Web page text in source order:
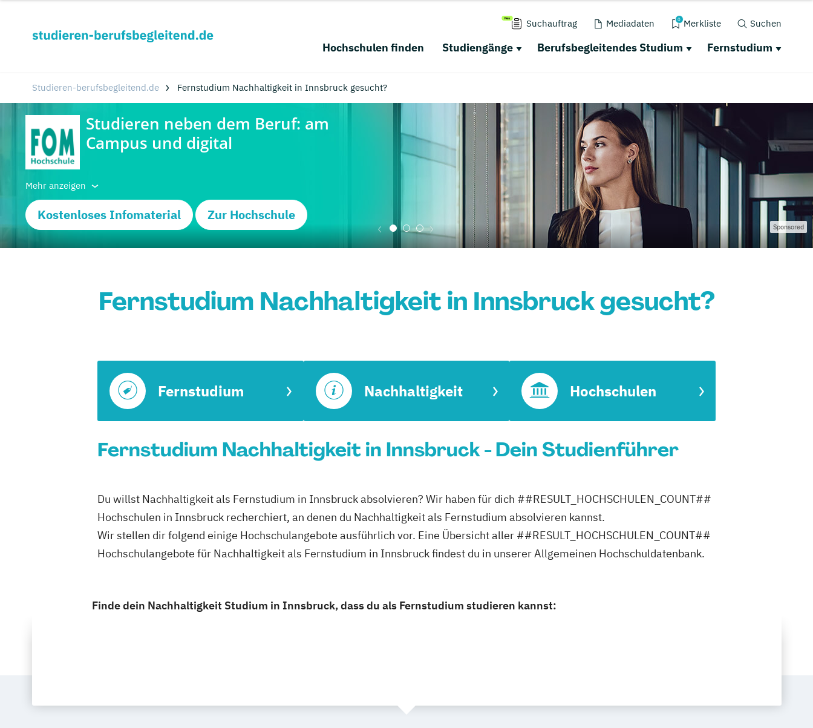
Suchauftrag Mediadaten 0 Merkliste Suchen
Hochschulen finden Studiengänge Berufsbegleitendes Studium Fernstudium
Studieren-berufsbegleitend.de Fernstudium Nachhaltigkeit in Innsbruck gesucht?
Mehr anzeigen
Kostenloses Infomaterial Zur Hochschule
Sponsored
Fernstudium Nachhaltigkeit in Innsbruck gesucht?
Fernstudium Nachhaltigkeit Hochschulen
Fernstudium Nachhaltigkeit in Innsbruck - Dein Studienführer
Du willst Nachhaltigkeit als Fernstudium in Innsbruck absolvieren? Wir haben für dich ##RESULT_HOCHSCHULEN_COUNT##
Hochschulen in Innsbruck recherchiert, an denen du Nachhaltigkeit als Fernstudium absolvieren kannst.
Wir stellen dir folgend einige Hochschulangebote ausführlich vor. Eine Übersicht aller ##RESULT_HOCHSCHULEN_COUNT##
Hochschulangebote für Nachhaltigkeit als Fernstudium in Innsbruck findest du in unserer Allgemeinen Hochschuldatenbank.
Finde dein Nachhaltigkeit Studium in Innsbruck, dass du als Fernstudium studieren kannst: